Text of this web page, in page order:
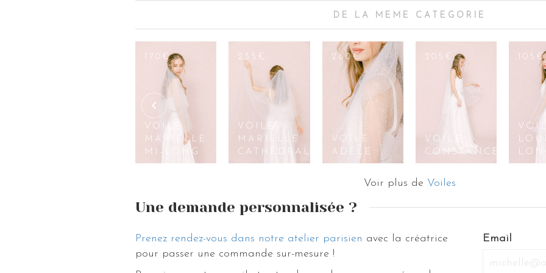
DE LA MEME CATEGORIE
170€
VOILE
MARIELLE
MI-LONG
235€
VOILE
MARIELLE
CATHÉDRALE
260€
VOILE
ADÈLE
205€
VOILE
CONSTANCE
105€
Voir plus de Voiles
Une demande personnalisée ?
Prenez rendez-vous dans notre atelier parisien avec la créatrice
pour passer une commande sur-mesure !
If
are
Email